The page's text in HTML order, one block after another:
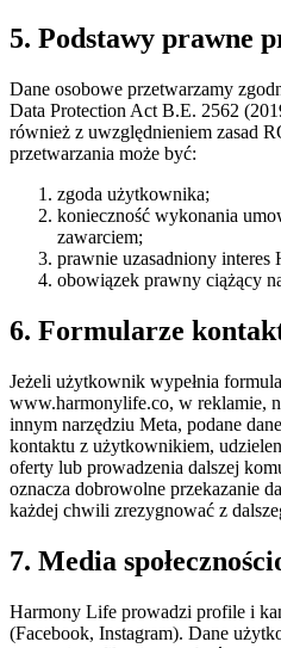
5. Podstawy prawne
Dane osobowe przetwarzamy
Data Protection Act B.E. 2562
również z uwzględnieniem zasad
przetwarzania może być:
zgoda użytkownika;
konieczność wykonania
zawarciem;
prawnie uzasadniony interes
obowiązek prawny ciążący
6. Formularze
Jeżeli użytkownik wypełnia
www.harmonylife.co, w reklamie,
innym narzędziu Meta, podane
kontaktu z użytkownikiem,
oferty lub prowadzenia dalszej
oznacza dobrowolne przekazanie
każdej chwili zrezygnować z
7. Media
Harmony Life prowadzi profile i
(Facebook, Instagram). Dane